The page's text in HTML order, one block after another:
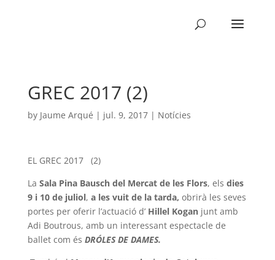
GREC 2017 (2)
by Jaume Arqué | jul. 9, 2017| Notícies
EL GREC 2017 (2)
La Sala Pina Bausch del Mercat de les Flors, els dies
9 i 10 de juliol, a les vuit de la tarda, obrirà les seves
portes per oferir l’actuació d’ Hillel Koganjunt amb
Adi Boutrous, amb un interessant espectacle de
ballet com és DRÓLES DE DAMES.